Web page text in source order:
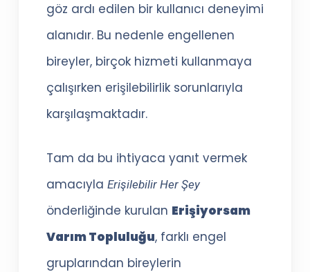
göz ardı edilen bir kullanıcı deneyimi
alanıdır. Bu nedenle engellenen
bireyler, birçok hizmeti kullanmaya
çalışırken erişilebilirlik sorunlarıyla
karşılaşmaktadır.
Tam da bu ihtiyaca yanıt vermek
amacıyla Erişilebilir Her Şey
önderliğinde kurulan Erişiyorsam
Varım Topluluğu, farklı engel
gruplarından bireylerin